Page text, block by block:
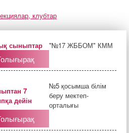
клубтар
сыныптар
"№17 ЖББОМ" КММ
7
дейін
№5 қосымша білім
беру мектеп-
орталығы